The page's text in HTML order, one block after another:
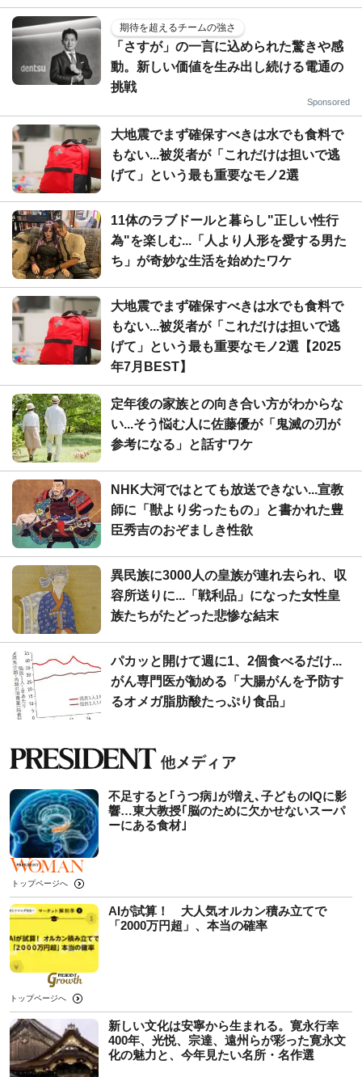
期待を超えるチームの強さ
「さすが」の一言に込められた驚きや感
動。新しい価値を生み出し続ける電通の
挑戦
Sponsored
大地震でまず確保すべきは水でも食料で
もない...被災者が「これだけは担いで逃
げて」という最も重要なモノ2選
11体のラブドールと暮らし"正しい性行
為"を楽しむ...「人より人形を愛する男た
ち」が奇妙な生活を始めたワケ
大地震でまず確保すべきは水でも食料で
もない...被災者が「これだけは担いで逃
げて」という最も重要なモノ2選【2025
年7月BEST】
定年後の家族との向き合い方がわからな
い...そう悩む人に佐藤優が「鬼滅の刃が
参考になる」と話すワケ
NHK大河ではとても放送できない...宣教
師に「獣より劣ったもの」と書かれた豊
臣秀吉のおぞましき性欲
異民族に3000人の皇族が連れ去られ、収
容所送りに...「戦利品」になった女性皇
族たちがたどった悲惨な結末
パカッと開けて週に1、2個食べるだけ...
がん専門医が勧める「大腸がんを予防す
るオメガ脂肪酸たっぷり食品」
不足すると｢うつ病｣が増え､子どものIQに影
響…東大教授｢脳のために欠かせないスーパ
ーにある食材｣
トップページへ
AIが試算！ 大人気オルカン積み立てで
「2000万円超」、本当の確率
トップページへ
新しい文化は安寧から生まれる。寛永行幸
400年、光悦、宗達、遠州らが彩った寛永文
化の魅力と、今年見たい名所・名作選